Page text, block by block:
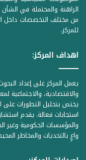
الراهنة والمحتملة في
من مختلف التخصصات داخل
للمركز.
اهداف المركز:
يعمل المركز على إعداد
والاقتصادية، والاجتماعية
يختص بتحليل التطورات على
استجابات فعالة. يقدم
والمؤسسات الحكومية وغير
واعٍ بالتحديات والمخاطر